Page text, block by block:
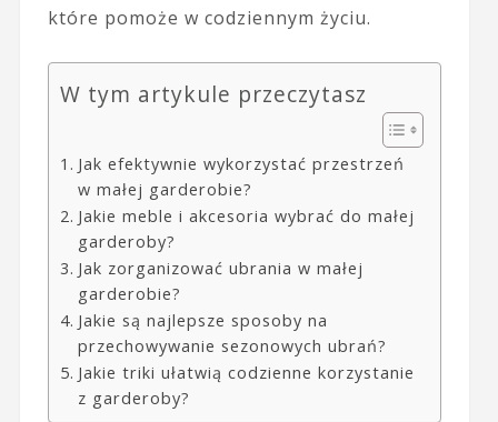
które pomoże w codziennym życiu.
W tym artykule przeczytasz
Jak efektywnie wykorzystać przestrzeń
w małej garderobie?
Jakie meble i akcesoria wybrać do małej
garderoby?
Jak zorganizować ubrania w małej
garderobie?
Jakie są najlepsze sposoby na
przechowywanie sezonowych ubrań?
Jakie triki ułatwią codzienne korzystanie
z garderoby?